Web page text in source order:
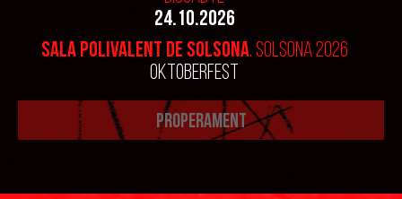
24.10.2026
SALA POLIVALENT DE SOLSONA. SOLSONA 2026
OKTOBERFEST
PROPERAMENT